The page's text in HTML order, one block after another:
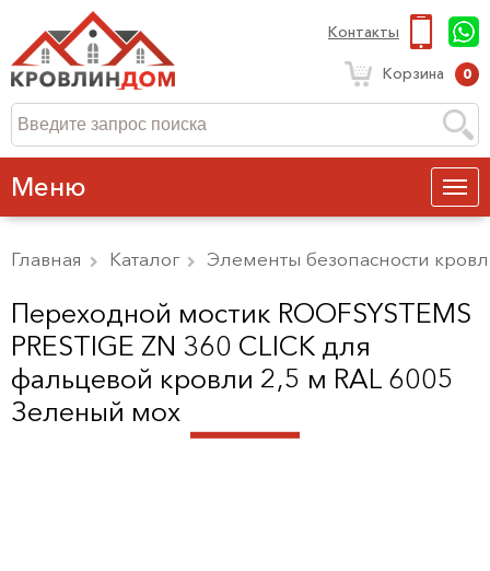
Контакты
Корзина 0
Меню
Главная Каталог Элементы безопасности
Переходной мостик ROOFSYSTEMS
PRESTIGE ZN 360 CLICK для
фальцевой кровли 2,5 м RAL 6005
Зеленый мох